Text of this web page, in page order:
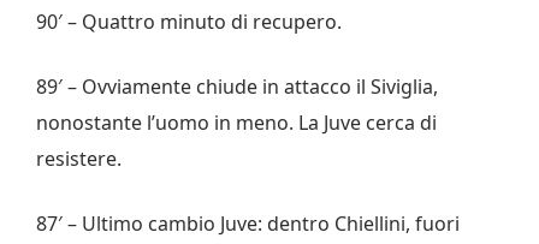
90′ – Quattro minuto di recupero.
89′ – Ovviamente chiude in attacco il Siviglia,
nonostante l’uomo in meno. La Juve cerca di
resistere.
87′ – Ultimo cambio Juve: dentro Chiellini, fuori